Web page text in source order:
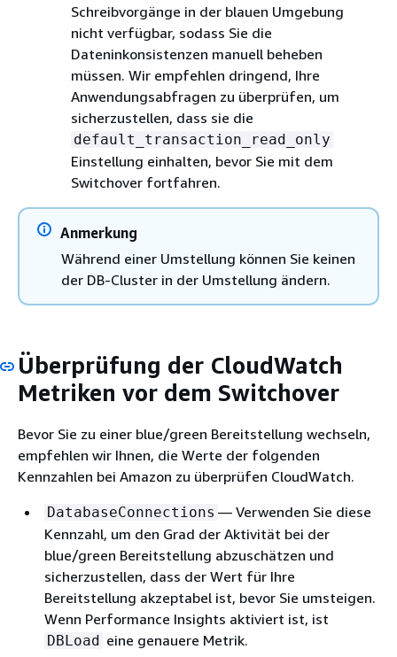
Schreibvorgänge in der blauen Umgebung
nicht verfügbar, sodass Sie die
Dateninkonsistenzen manuell beheben
müssen. Wir empfehlen dringend, Ihre
Anwendungsabfragen zu überprüfen, um
sicherzustellen, dass sie die
default_transaction_read_only
Einstellung einhalten, bevor Sie mit dem
Switchover fortfahren.
Anmerkung
Während einer Umstellung können Sie keinen
der DB-Cluster in der Umstellung ändern.
Überprüfung der CloudWatch
Metriken vor dem Switchover
Bevor Sie zu einer blue/green Bereitstellung wechseln,
empfehlen wir Ihnen, die Werte der folgenden
Kennzahlen bei Amazon zu überprüfen CloudWatch.
DatabaseConnections — Verwenden Sie diese
Kennzahl, um den Grad der Aktivität bei der
blue/green Bereitstellung abzuschätzen und
sicherzustellen, dass der Wert für Ihre
Bereitstellung akzeptabel ist, bevor Sie umsteigen.
Wenn Performance Insights aktiviert ist, ist
DBLoad eine genauere Metrik.